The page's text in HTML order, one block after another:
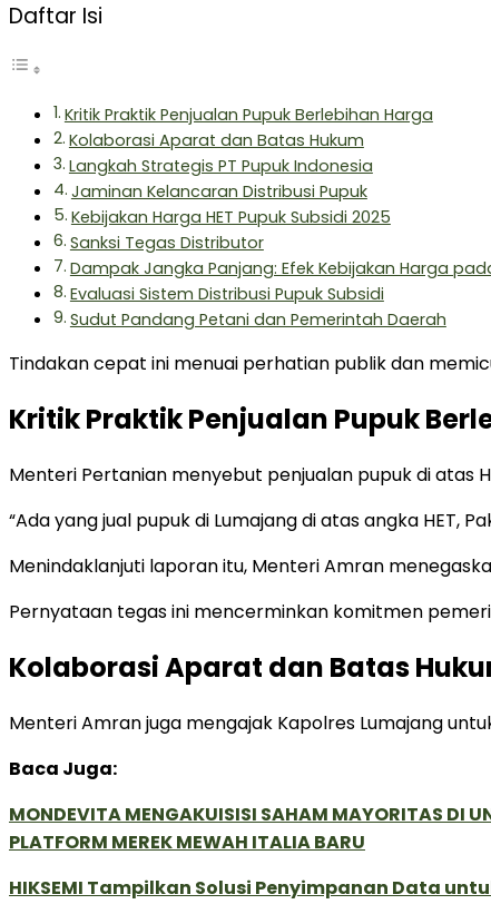
Daftar Isi
Kritik Praktik Penjualan Pupuk Berlebihan Harga
Kolaborasi Aparat dan Batas Hukum
Langkah Strategis PT Pupuk Indonesia
Jaminan Kelancaran Distribusi Pupuk
Kebijakan Harga HET Pupuk Subsidi 2025
Sanksi Tegas Distributor
Dampak Jangka Panjang: Efek Kebijakan Harga
Evaluasi Sistem Distribusi Pupuk Subsidi
Sudut Pandang Petani dan Pemerintah Daerah
Tindakan cepat ini menuai perhatian publik dan
Kritik Praktik Penjualan Pupuk
Menteri Pertanian menyebut penjualan pupuk di atas
“Ada yang jual pupuk di Lumajang di atas angka HET,
Menindaklanjuti laporan itu, Menteri Amran
Pernyataan tegas ini mencerminkan komitmen
Kolaborasi Aparat dan Batas
Menteri Amran juga mengajak Kapolres Lumajang
Baca Juga:
MONDEVITA MENGAKUISISI SAHAM MAYORITAS DI
PLATFORM MEREK MEWAH ITALIA BARU
HIKSEMI Tampilkan Solusi Penyimpanan Data